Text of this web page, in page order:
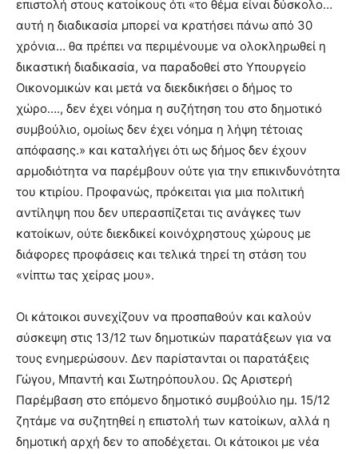
επιστολή στους κατοίκους ότι «το θέμα είναι δύσκολο…
αυτή η διαδικασία μπορεί να κρατήσει πάνω από 30
χρόνια… θα πρέπει να περιμένουμε να ολοκληρωθεί η
δικαστική διαδικασία, να παραδοθεί στο Υπουργείο
Οικονομικών και μετά να διεκδικήσει ο δήμος το
χώρο…., δεν έχει νόημα η συζήτηση του στο δημοτικό
συμβούλιο, ομοίως δεν έχει νόημα η λήψη τέτοιας
απόφασης.» και καταλήγει ότι ως δήμος δεν έχουν
αρμοδιότητα να παρέμβουν ούτε για την επικινδυνότητα
του κτιρίου. Προφανώς, πρόκειται για μια πολιτική
αντίληψη που δεν υπερασπίζεται τις ανάγκες των
κατοίκων, ούτε διεκδικεί κοινόχρηστους χώρους με
διάφορες προφάσεις και τελικά τηρεί τη στάση του
«νίπτω τας χείρας μου».
Οι κάτοικοι συνεχίζουν να προσπαθούν και καλούν
σύσκεψη στις 13/12 των δημοτικών παρατάξεων για να
τους ενημερώσουν. Δεν παρίστανται οι παρατάξεις
Γώγου, Μπαντή και Σωτηρόπουλου. Ως Αριστερή
Παρέμβαση στο επόμενο δημοτικό συμβούλιο ημ. 15/12
ζητάμε να συζητηθεί η επιστολή των κατοίκων, αλλά η
δημοτική αρχή δεν το αποδέχεται. Οι κάτοικοι με νέα